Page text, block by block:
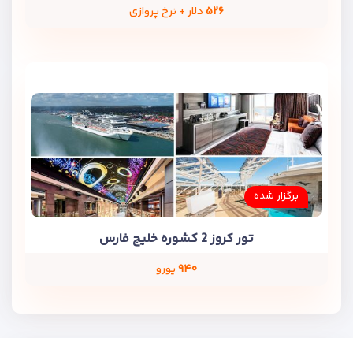
۵۲۶دلار + نرخ پروازی
برگزار شده
تور کروز 2 کشوره خلیج فارس
۹۴۰یورو